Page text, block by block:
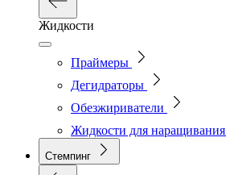
Жидкости
Праймеры
Дегидраторы
Обезжириватели
Жидкости для наращивания
Стемпинг